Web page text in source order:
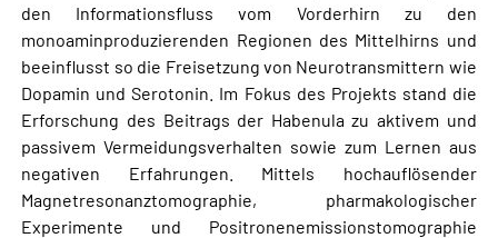
den Informationsfluss vom Vorderhirn zu den
monoaminproduzierenden Regionen des Mittelhirns und
beeinflusst so die Freisetzung von Neurotransmittern wie
Dopamin und Serotonin. Im Fokus des Projekts stand die
Erforschung des Beitrags der Habenula zu aktivem und
passivem Vermeidungsverhalten sowie zum Lernen aus
negativen Erfahrungen. Mittels hochauflösender
Magnetresonanztomographie, pharmakologischer
Experimente und Positronenemissionstomographie